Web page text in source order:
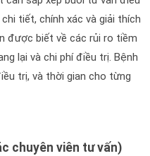
tiết, chính xác và giải thích
được biết về các rủi ro tiềm
lại và chi phí điều trị. Bệnh
trị, và thời gian cho từng
chuyên viên tư vấn)